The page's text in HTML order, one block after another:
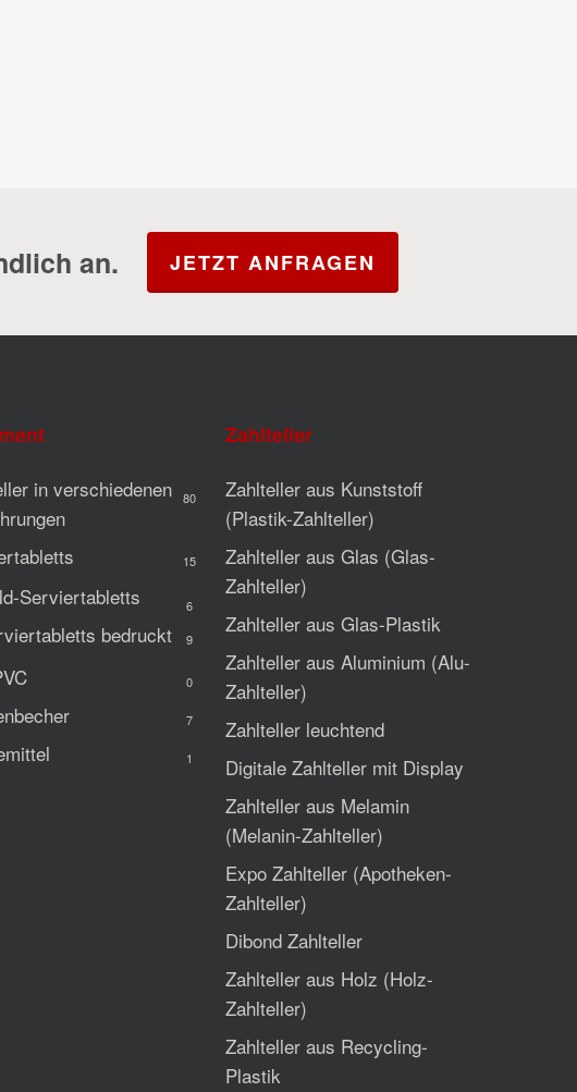
an. JETZT ANFRAGEN
in verschiedenen
80
15
Serviertabletts 6
bedruckt 9
0
7
1
Zahlteller
Zahlteller aus Kunststoff
(Plastik-Zahlteller)
Zahlteller aus Glas (Glas-
Zahlteller)
Zahlteller aus Glas-Plastik
Zahlteller aus Aluminium (Alu-
Zahlteller)
Zahlteller leuchtend
Digitale Zahlteller mit Display
Zahlteller aus Melamin
(Melanin-Zahlteller)
Expo Zahlteller (Apotheken-
Zahlteller)
Dibond Zahlteller
Zahlteller aus Holz (Holz-
Zahlteller)
Zahlteller aus Recycling-
Plastik